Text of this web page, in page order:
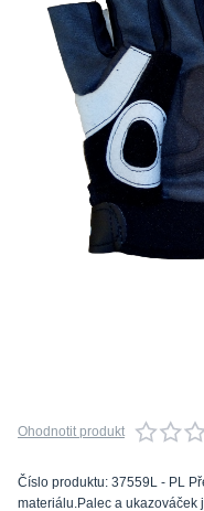
Ohodnotit produkt
Číslo produktu: 37559L - PL
materiálu.Palec a ukazováček